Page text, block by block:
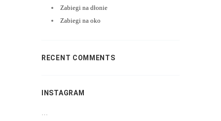
Zabiegi na dłonie
Zabiegi na oko
RECENT COMMENTS
INSTAGRAM